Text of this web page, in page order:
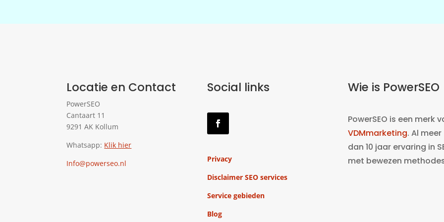
Locatie en Contact
PowerSEO
Cantaart 11
9291 AK Kollum
Whatsapp: Klik hier
Info@powerseo.nl
Social links
Privacy
Disclaimer SEO services
Service gebieden
Blog
Wie is PowerSEO
PowerSEO is een merk
VDMmarketing. Al meer
dan 10 jaar ervaring in
met bewezen